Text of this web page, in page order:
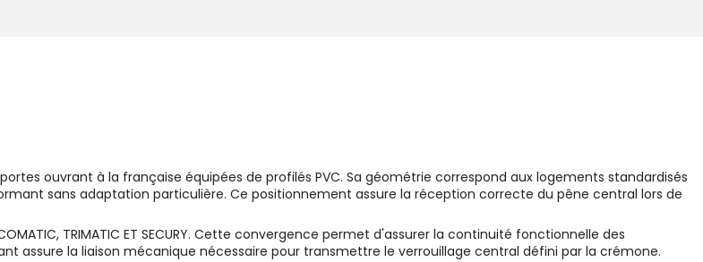
ouvrant à la française équipées de profilés PVC. Sa géométrie correspond aux logements standardisés
sans adaptation particulière. Ce positionnement assure la réception correcte du pêne central lors de
TRIMATIC ET SECURY. Cette convergence permet d'assurer la continuité fonctionnelle des
assure la liaison mécanique nécessaire pour transmettre le verrouillage central défini par la crémone.